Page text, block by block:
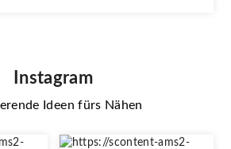
Instagram
Ideen fürs Nähen